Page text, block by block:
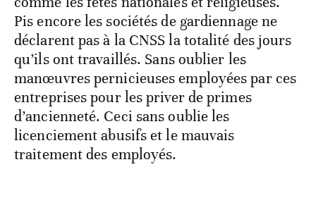
Pis encore les sociétés de gardiennage ne
déclarent pas à la CNSS la totalité des jours
qu’ils ont travaillés. Sans oublier les
manœuvres pernicieuses employées par ces
entreprises pour les priver de primes
d’ancienneté. Ceci sans oublie les
licenciement abusifs et le mauvais
traitement des employés.